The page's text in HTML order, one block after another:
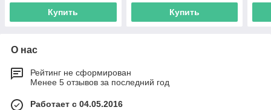
Купить Купить
О нас
Рейтинг не сформирован
Менее 5 отзывов за последний год
Работает с 04.05.2016